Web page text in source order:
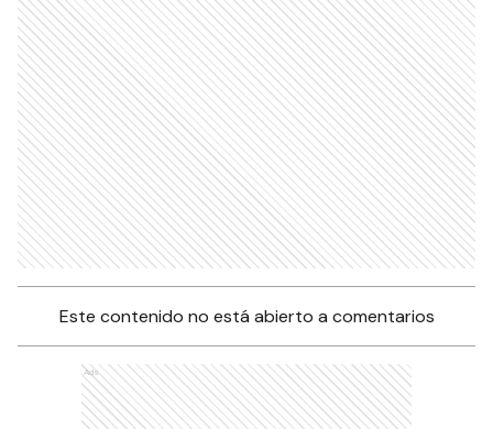
Este contenido no está abierto a comentarios
Ads